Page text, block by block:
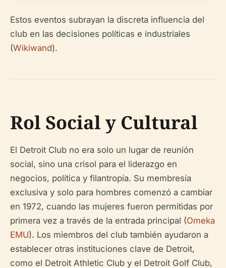
Estos eventos subrayan la discreta influencia del
club en las decisiones políticas e industriales
(Wikiwand).
Rol Social y Cultural
El Detroit Club no era solo un lugar de reunión
social, sino una crisol para el liderazgo en
negocios, política y filantropía. Su membresía
exclusiva y solo para hombres comenzó a cambiar
en 1972, cuando las mujeres fueron permitidas por
primera vez a través de la entrada principal (Omeka
EMU). Los miembros del club también ayudaron a
establecer otras instituciones clave de Detroit,
como el Detroit Athletic Club y el Detroit Golf Club,